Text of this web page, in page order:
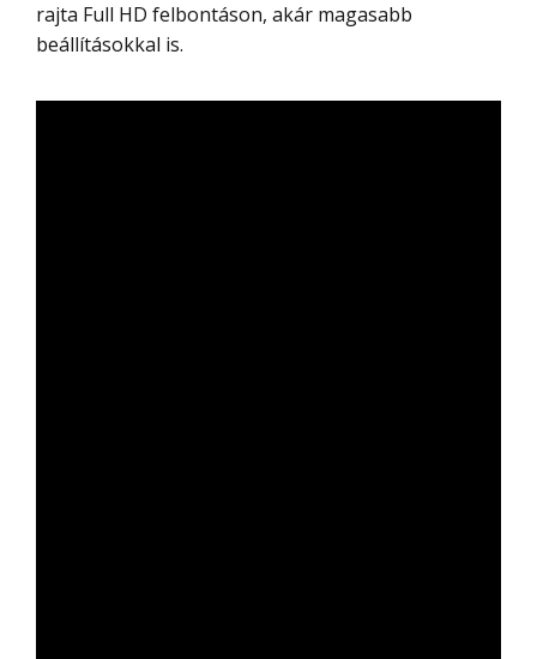
rajta Full HD felbontáson, akár magasabb
beállításokkal is.